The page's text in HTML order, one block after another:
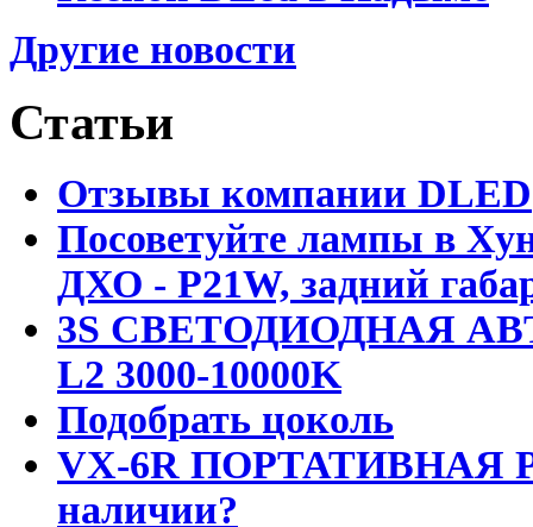
Другие новости
Статьи
Отзывы компании DLED
Посоветуйте лампы в
ДХО - P21W, задний
3S СВЕТОДИОДНАЯ
L2 3000-10000K
Подобрать цоколь
VX-6R ПОРТАТИВНАЯ
наличии?